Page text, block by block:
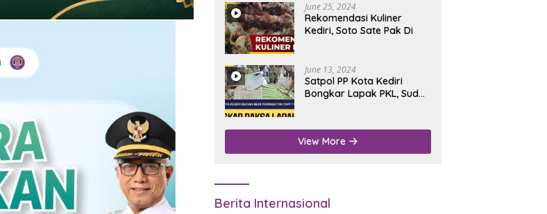
June 25, 2024
Rekomendasi Kuliner
Kediri, Soto Sate Pak Di
June 13, 2024
Satpol PP Kota Kediri
Bongkar Lapak PKL, Sudah
View More
Berita Internasional